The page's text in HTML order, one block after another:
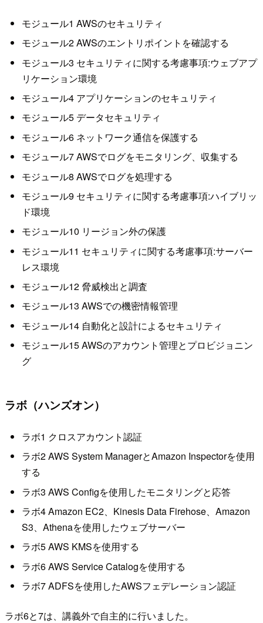
モジュール1 AWSのセキュリティ
モジュール2 AWSのエントリポイントを確認する
モジュール3 セキュリティに関する考慮事項:ウェブアプ
リケーション環境
モジュール4 アプリケーションのセキュリティ
モジュール5 データセキュリティ
モジュール6 ネットワーク通信を保護する
モジュール7 AWSでログをモニタリング、収集する
モジュール8 AWSでログを処理する
モジュール9 セキュリティに関する考慮事項:ハイブリッ
ド環境
モジュール10 リージョン外の保護
モジュール11 セキュリティに関する考慮事項:サーバー
レス環境
モジュール12 脅威検出と調査
モジュール13 AWSでの機密情報管理
モジュール14 自動化と設計によるセキュリティ
モジュール15 AWSのアカウント管理とプロビジョニン
グ
ラボ（ハンズオン）
ラボ1 クロスアカウント認証
ラボ2 AWS System ManagerとAmazon Inspectorを使用
する
ラボ3 AWS Configを使用したモニタリングと応答
ラボ4 Amazon EC2、Kinesis Data Firehose、Amazon
S3、Athenaを使用したウェブサーバー
ラボ5 AWS KMSを使用する
ラボ6 AWS Service Catalogを使用する
ラボ7 ADFSを使用したAWSフェデレーション認証
ラボ6と7は、講義外で自主的に行いました。